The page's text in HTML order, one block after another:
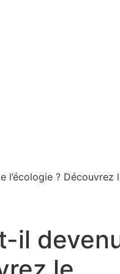
l’écologie ? Découvrez
il